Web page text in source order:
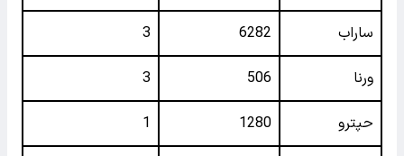
ساراب 6282
3
ورنا 506
3
حپترو 1280
1